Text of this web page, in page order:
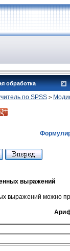
обработка
по SPSS >
выражений
выражений можно